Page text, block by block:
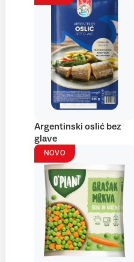
Argentinski oslić bez
glave
NOVO